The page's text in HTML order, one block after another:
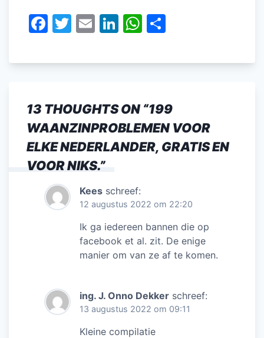
F
c
b
o
o
k
T
itt
E
ai
Li
k
dI
n
W
at
A
p
p
e
13 THOUGHTS ON “199
WAANZINPROBLEMEN VOOR
ELKE NEDERLANDER, GRATIS EN
VOOR NIKS.”
Kees schreef:
12 augustus 2022 om 22:20
Ik ga iedereen bannen die op
facebook et al. zit. De enige
manier om van ze af te komen.
ing. J. Onno Dekker schreef:
13 augustus 2022 om 09:11
Kleine compilatie